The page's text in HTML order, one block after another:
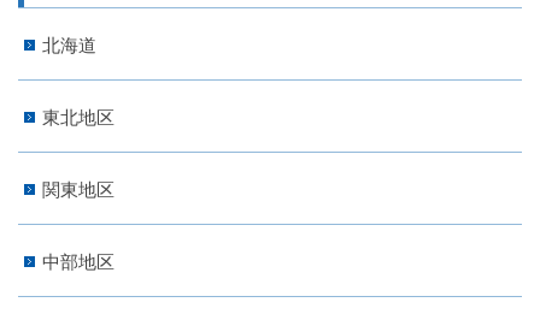
北海道
東北地区
関東地区
中部地区